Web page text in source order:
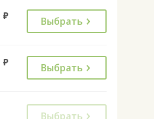
руб. Выбрать
руб. Выбрать
Выбрать